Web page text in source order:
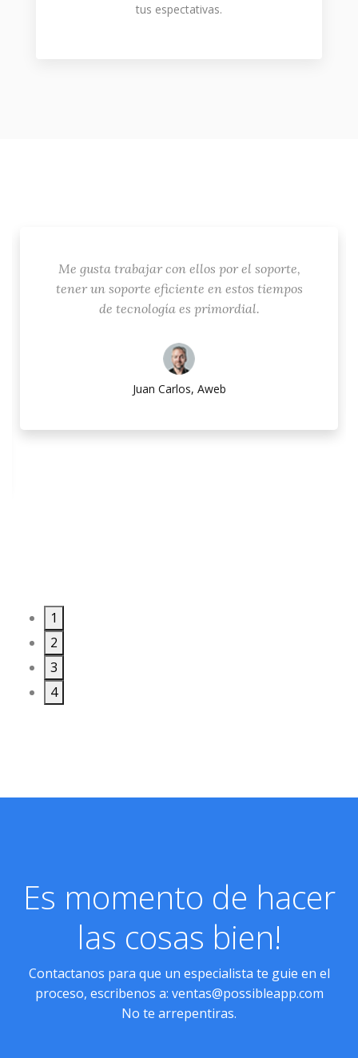
tus espectativas.
Me gusta trabajar con ellos por el soporte,
tener un soporte eficiente en estos tiempos
de tecnología es primordial.
Juan Carlos, Aweb
1
2
3
4
Es momento de hacer
las cosas bien!
Contactanos para que un especialista te guie en el
proceso, escribenos a: ventas@possibleapp.com
No te arrepentiras.